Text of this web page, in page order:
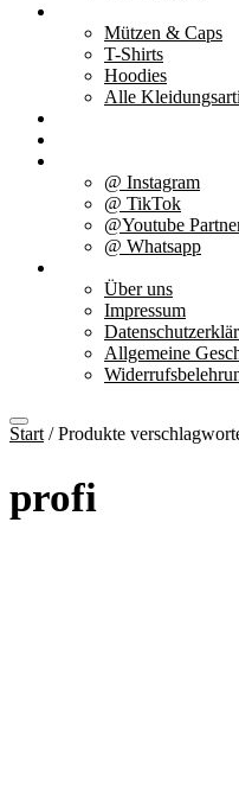
Mützen & Caps
T-Shirts
Hoodies
Alle
@ Instagram
@ TikTok
@Youtube
@ Whatsapp
Über uns
Impressum
Allgemeine
Start / Produkte
profi